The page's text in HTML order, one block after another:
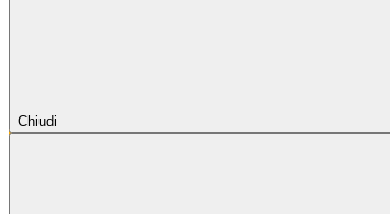
Chiudi